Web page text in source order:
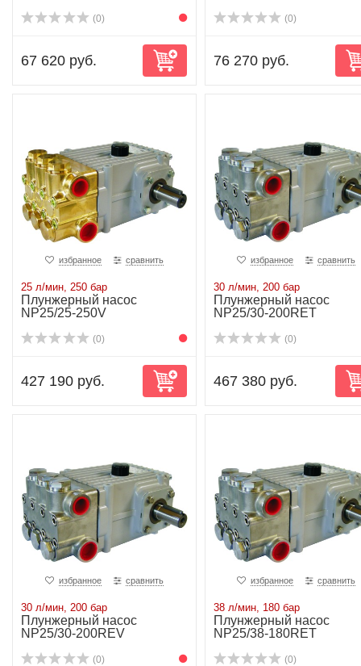
(0)
67 620 руб.
(0)
76 270 руб.
избранное сравнить
25 л/мин, 250 бар
Плунжерный насос
NP25/25-250V
(0)
427 190 руб.
избранное сравнить
30 л/мин, 200 бар
Плунжерный насос
NP25/30-200RET
(0)
467 380 руб.
избранное сравнить
30 л/мин, 200 бар
Плунжерный насос
NP25/30-200REV
(0)
избранное сравнить
38 л/мин, 180 бар
Плунжерный насос
NP25/38-180RET
(0)